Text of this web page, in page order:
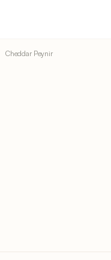
Cheddar Peynir